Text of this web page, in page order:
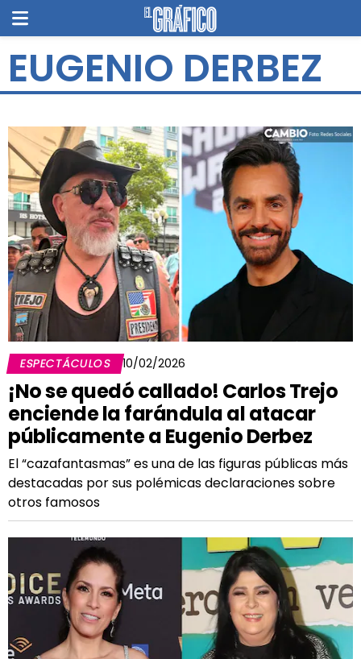
EUGENIO DERBEZ
ESPECTÁCULOS 10/02/2026
¡No se quedó callado! Carlos Trejo
enciende la farándula al atacar
públicamente a Eugenio Derbez
El “cazafantasmas” es una de las figuras públicas más
destacadas por sus polémicas declaraciones sobre
otros famosos